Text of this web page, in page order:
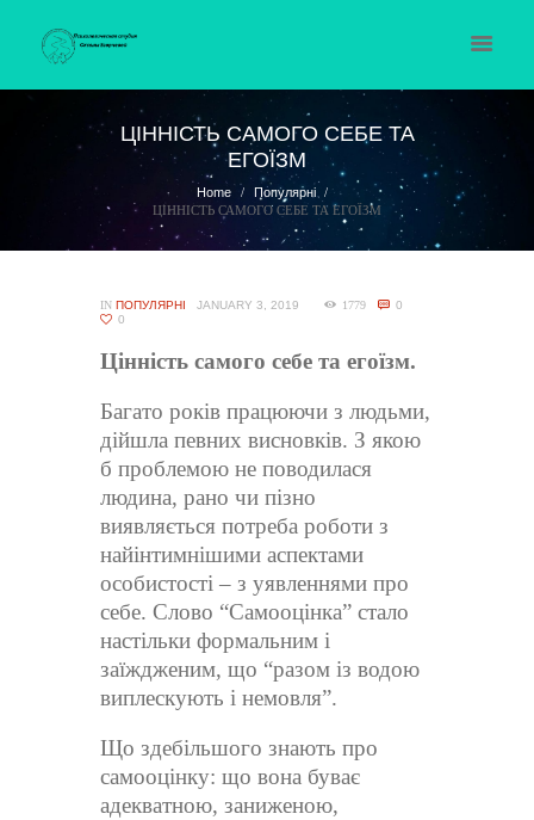
ЦІННІСТЬ САМОГО СЕБЕ ТА
ЕГОЇЗМ
Home Популярні
ЦІННІСТЬ САМОГО СЕБЕ ТА ЕГОЇЗМ
IN ПОПУЛЯРНІ JANUARY 3, 2019 1779
0
0
Цінність самого себе та егоїзм.
Багато років працюючи з людьми,
дійшла певних висновків. З якою
б проблемою не поводилася
людина, рано чи пізно
виявляється потреба роботи з
найінтимнішими аспектами
особистості – з уявленнями про
себе. Слово “Самооцінка” стало
настільки формальним і
заїждженим, що “разом із водою
виплескують і немовля”.
Що здебільшого знають про
самооцінку: що вона буває
адекватною, заниженою,